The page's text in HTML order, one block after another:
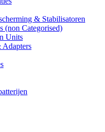
& Stabilisatoren
(non Categorised)
Units
Adapters